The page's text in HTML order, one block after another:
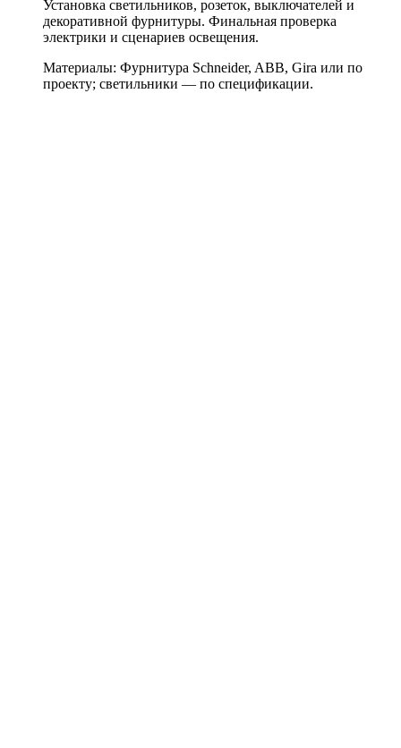
Установка светильников, розеток, выключателей и
декоративной фурнитуры. Финальная проверка
электрики и сценариев освещения.
Материалы: Фурнитура Schneider, ABB, Gira или по
проекту; светильники — по спецификации.